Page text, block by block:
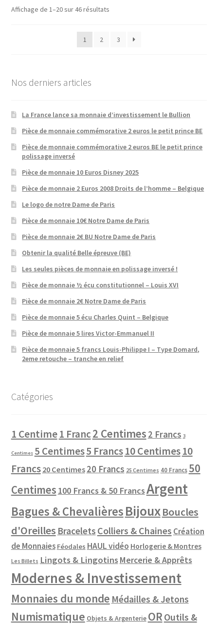
Affichage de 1–20 sur 46 résultats
1 2 3
Nos derniers articles
La France lance sa monnaie d’investissement le Bullion
Pièce de monnaie commémorative 2 euros le petit prince BE
Pièce de monnaie commémorative 2 euros BE le petit prince
polissage inversé
Pièce de monnaie 10 Euros Disney 2025
Pièce de monnaie 2 Euros 2008 Droits de l’homme – Belgique
Le logo de notre Dame de Paris
Pièce de monnaie 10€ Notre Dame de Paris
Pièce de monnaie 2€ BU Notre Dame de Paris
Obtenir la qualité Belle épreuve (BE)
Les seules pièces de monnaie en polissage inversé !
Pièce de monnaie ½ écu constitutionnel – Louis XVI
Pièce de monnaie 2€ Notre Dame de Paris
Pièce de monnaie 5 écu Charles Quint – Belgique
Pièce de monnaie 5 lires Victor-Emmanuel II
Pièce de monnaie 5 francs Louis-Philippe I – Type Domard,
2eme retouche – tranche en relief
Catégories
1 Centime1 Franc2 Centimes 2 Francs 3
Centimes 5 Centimes5 Francs10 Centimes10
Francs 20 Centimes 20 Francs 25 Centimes 40 Francs 50
Centimes 100 Francs & 50 FrancsArgent
Bagues & ChevalièresBijouxBoucles
d'Oreilles Bracelets Colliers & Chaines Création
de Monnaies Féodales HAUL vidéo Horlogerie & Montres
Les Billets Lingots & Lingotins Mercerie & Apprêts
Modernes & Investissement
Monnaies du monde Médailles & Jetons
Numismatique Objets & Argenterie OR Outils &